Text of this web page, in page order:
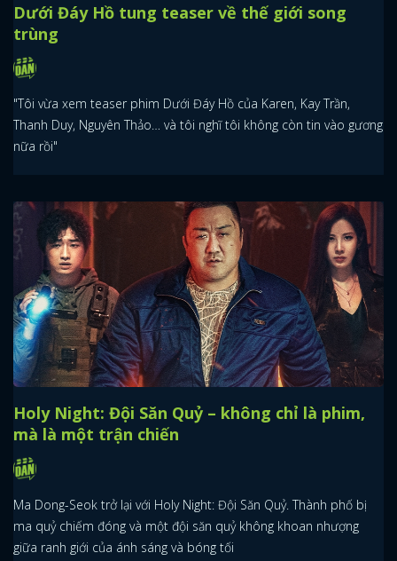
Dưới Đáy Hồ tung teaser về thế giới song
trùng
"Tôi vừa xem teaser phim Dưới Đáy Hồ của Karen, Kay Trần,
Thanh Duy, Nguyên Thảo… và tôi nghĩ tôi không còn tin vào gương
nữa rồi"
Holy Night: Đội Săn Quỷ – không chỉ là phim,
mà là một trận chiến
Ma Dong-Seok trở lại với Holy Night: Đội Săn Quỷ. Thành phố bị
ma quỷ chiếm đóng và một đội săn quỷ không khoan nhượng
giữa ranh giới của ánh sáng và bóng tối